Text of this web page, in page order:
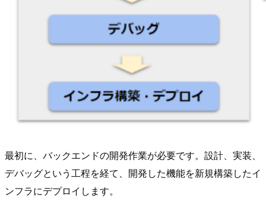
最初に、バックエンドの開発作業が必要です。設計、実装、
デバッグという工程を経て、開発した機能を新規構築したイ
ンフラにデプロイします。